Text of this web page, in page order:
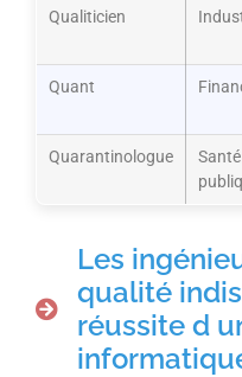
Qualiticien
Quant
Quarantinologue
Santé
Les
qualité
réussite d